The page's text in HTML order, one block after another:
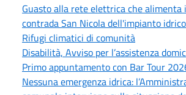
Guasto alla rete elettrica che alimenta
contrada San Nicola dell'impianto
Rifugi climatici di comunità
Disabilità, Avviso per l’assistenza
Primo appuntamento con Bar Tour
Nessuna emergenza idrica: